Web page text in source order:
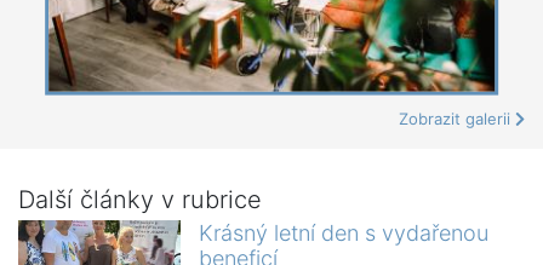
Zobrazit galerii
Další články v rubrice
Krásný letní den s vydařenou
beneficí